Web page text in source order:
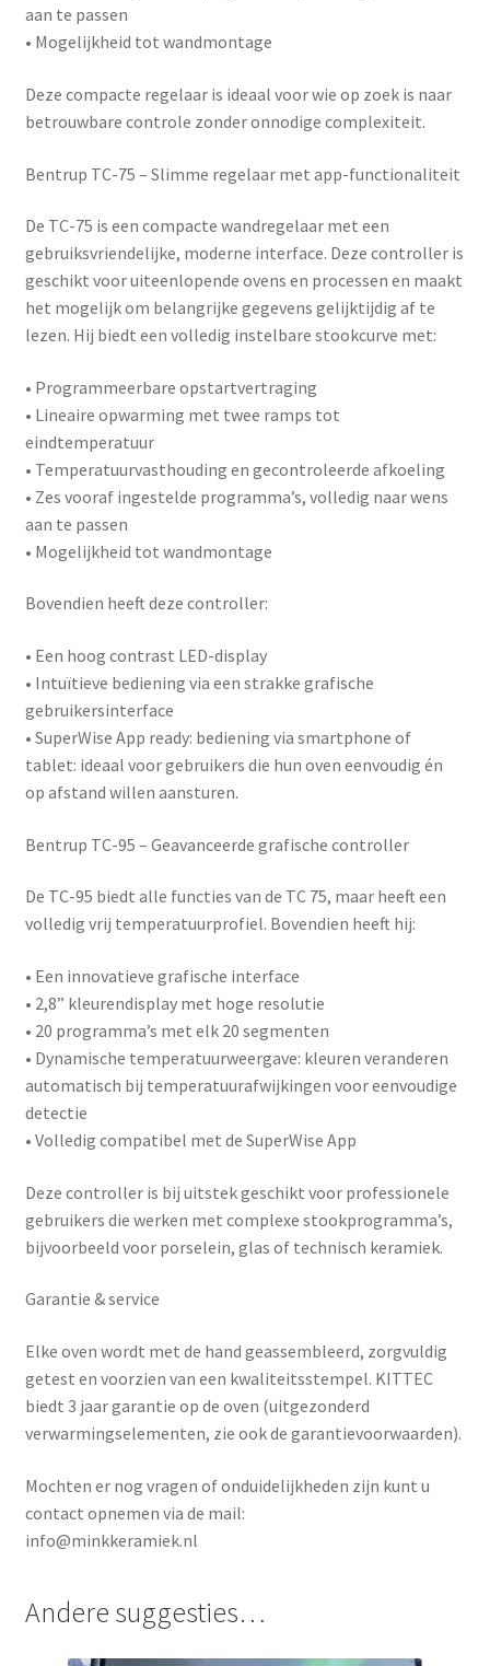
aan te passen
• Mogelijkheid tot wandmontage
Deze compacte regelaar is ideaal voor wie op zoek is naar
betrouwbare controle zonder onnodige complexiteit.
Bentrup TC-75 – Slimme regelaar met app-functionaliteit
De TC-75 is een compacte wandregelaar met een
gebruiksvriendelijke, moderne interface. Deze controller is
geschikt voor uiteenlopende ovens en processen en maakt
het mogelijk om belangrijke gegevens gelijktijdig af te
lezen. Hij biedt een volledig instelbare stookcurve met:
• Programmeerbare opstartvertraging
• Lineaire opwarming met twee ramps tot
eindtemperatuur
• Temperatuurvasthouding en gecontroleerde afkoeling
• Zes vooraf ingestelde programma’s, volledig naar wens
aan te passen
• Mogelijkheid tot wandmontage
Bovendien heeft deze controller:
• Een hoog contrast LED-display
• Intuïtieve bediening via een strakke grafische
gebruikersinterface
• SuperWise App ready: bediening via smartphone of
tablet: ideaal voor gebruikers die hun oven eenvoudig én
op afstand willen aansturen.
Bentrup TC-95 – Geavanceerde grafische controller
De TC-95 biedt alle functies van de TC 75, maar heeft een
volledig vrij temperatuurprofiel. Bovendien heeft hij:
• Een innovatieve grafische interface
• 2,8” kleurendisplay met hoge resolutie
• 20 programma’s met elk 20 segmenten
• Dynamische temperatuurweergave: kleuren veranderen
automatisch bij temperatuurafwijkingen voor eenvoudige
detectie
• Volledig compatibel met de SuperWise App
Deze controller is bij uitstek geschikt voor professionele
gebruikers die werken met complexe stookprogramma’s,
bijvoorbeeld voor porselein, glas of technisch keramiek.
Garantie & service
Elke oven wordt met de hand geassembleerd, zorgvuldig
getest en voorzien van een kwaliteitsstempel. KITTEC
biedt 3 jaar garantie op de oven (uitgezonderd
verwarmingselementen, zie ook de garantievoorwaarden).
Mochten er nog vragen of onduidelijkheden zijn kunt u
contact opnemen via de mail:
info@minkkeramiek.nl
Andere suggesties…